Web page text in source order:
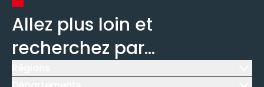
Allez plus loin et
recherchez par...